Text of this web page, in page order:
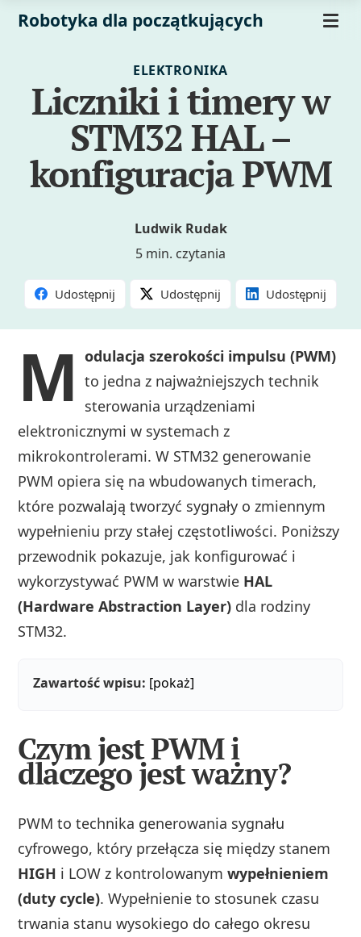
Robotyka dla początkujących
ELEKTRONIKA
Liczniki i timery w
STM32 HAL –
konfiguracja PWM
Ludwik Rudak
5 min. czytania
Udostępnij Udostępnij Udostępnij
M odulacja szerokości impulsu (PWM)
to jedna z najważniejszych technik
sterowania urządzeniami
elektronicznymi w systemach z
mikrokontrolerami. W STM32 generowanie
PWM opiera się na wbudowanych timerach,
które pozwalają tworzyć sygnały o zmiennym
wypełnieniu przy stałej częstotliwości. Poniższy
przewodnik pokazuje, jak konfigurować i
wykorzystywać PWM w warstwie HAL
(Hardware Abstraction Layer) dla rodziny
STM32.
Zawartość wpisu: [pokaż]
Czym jest PWM i
dlaczego jest ważny?
PWM to technika generowania sygnału
cyfrowego, który przełącza się między stanem
HIGH i LOW z kontrolowanymwypełnieniem
(duty cycle). Wypełnienie to stosunek czasu
trwania stanu wysokiego do całego okresu